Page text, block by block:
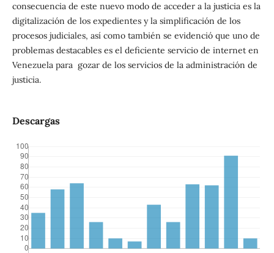
consecuencia de este nuevo modo de acceder a la justicia es la
digitalización de los expedientes y la simplificación de los
procesos judiciales, así como también se evidenció que uno de
problemas destacables es el deficiente servicio de internet en
Venezuela para gozar de los servicios de la administración de
justicia.
Descargas